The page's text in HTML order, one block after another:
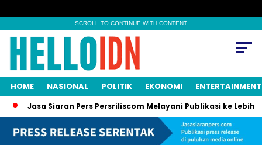
SCROLL TO CONTINUE WITH CONTENT
HOME NASIONAL POLITIK EKONOMI ENTERTAINMENT
Jasa Siaran Pers Persriliscom Melayani Publikasi ke Lebih dari